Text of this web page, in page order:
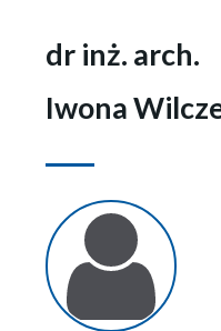
dr inż. arch.
Iwona